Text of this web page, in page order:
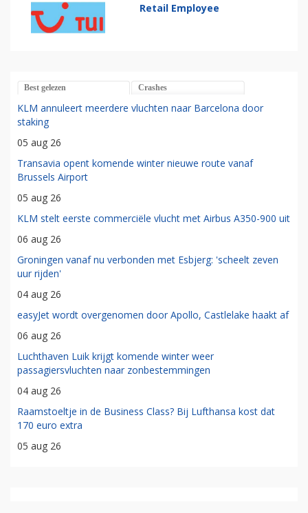
Retail Employee
Best gelezen Crashes
KLM annuleert meerdere vluchten naar Barcelona door
staking
05 aug 26
Transavia opent komende winter nieuwe route vanaf
Brussels Airport
05 aug 26
KLM stelt eerste commerciële vlucht met Airbus A350-900 uit
06 aug 26
Groningen vanaf nu verbonden met Esbjerg: 'scheelt zeven
uur rijden'
04 aug 26
easyJet wordt overgenomen door Apollo, Castlelake haakt af
06 aug 26
Luchthaven Luik krijgt komende winter weer
passagiersvluchten naar zonbestemmingen
04 aug 26
Raamstoeltje in de Business Class? Bij Lufthansa kost dat
170 euro extra
05 aug 26